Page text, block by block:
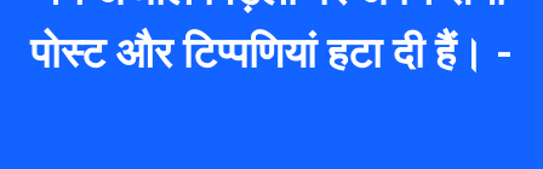
पोस्ट और टिप्पणियां हटा दी हैं। -